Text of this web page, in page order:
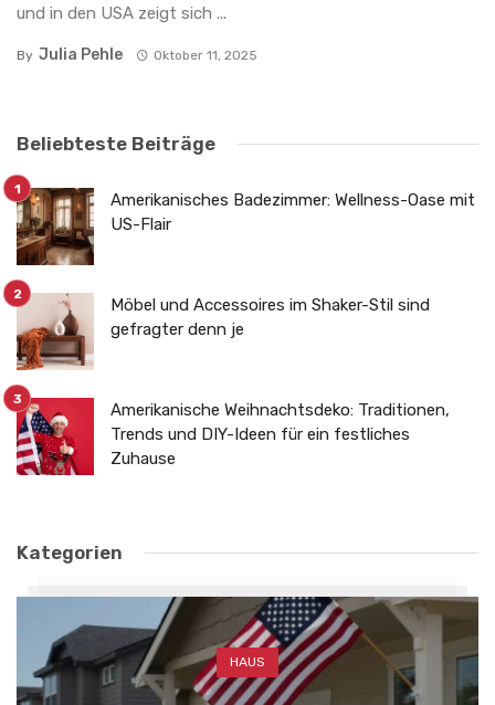
und in den USA zeigt sich ...
By Julia Pehle Oktober 11, 2025
Beliebteste Beiträge
Amerikanisches Badezimmer: Wellness-Oase mit
US-Flair
Möbel und Accessoires im Shaker-Stil sind
gefragter denn je
Amerikanische Weihnachtsdeko: Traditionen,
Trends und DIY-Ideen für ein festliches
Zuhause
Kategorien
HAUS